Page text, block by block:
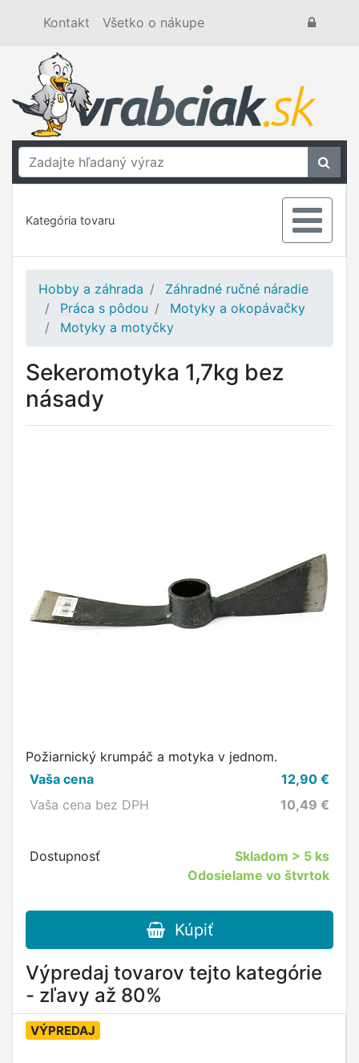
Kontakt Všetko o nákupe
Kategória tovaru
Hobby a záhrada
Záhradné ručné náradie
Práca s pôdou
Motyky a okopávačky
Motyky a motyčky
Sekeromotyka 1,7kg bez
násady
Požiarnický krumpáč a motyka v jednom.
Vaša cena
12,90 €
Vaša cena bez DPH
10,49 €
Dostupnosť Skladom > 5 ks
Odosielame vo štvrtok
Kúpiť
Výpredaj tovarov tejto kategórie
- zľavy až 80%
VÝPREDAJ